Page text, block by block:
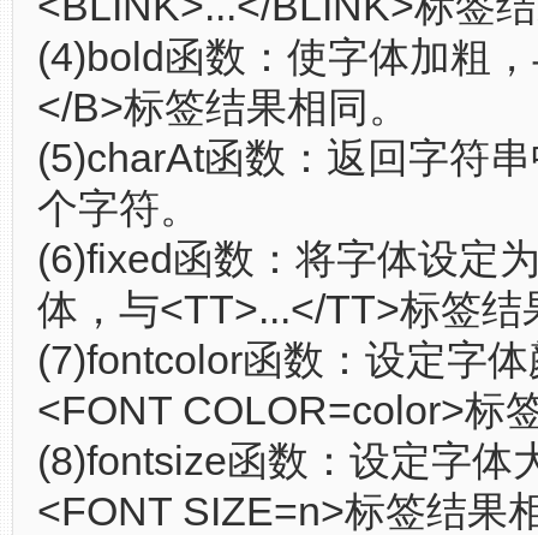
(4)bold函数：使字体加粗
</B>标签结果相同。
(5)charAt函数：返回字符
个字符。
(6)fixed函数：将字体设定
体，与<TT>...</TT>标签结
(7)fontcolor函数：设定字
<FONT COLOR=color>标
(8)fontsize函数：设定字体
<FONT SIZE=n>标签结果